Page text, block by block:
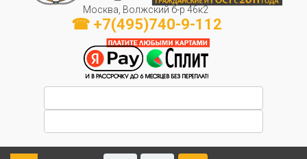
Москва, Волжский б-р 46к2
☎ +7(495)740-9-112